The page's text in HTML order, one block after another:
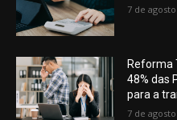
7 de
Reforma
48% das
para a
7 de